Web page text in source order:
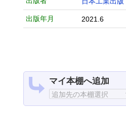
出版年月 2021.6
マイ本棚へ追加